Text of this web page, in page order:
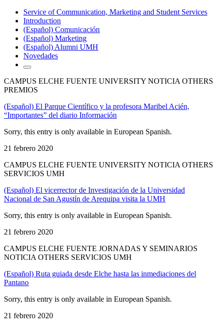
Service of Communication, Marketing and Student Services
Introduction
(Español) Comunicación
(Español) Marketing
(Español) Alumni UMH
Novedades
CAMPUS ELCHE FUENTE UNIVERSITY NOTICIA OTHERS
PREMIOS
(Español) El Parque Científico y la profesora Maribel Acién,
“Importantes” del diario Información
Sorry, this entry is only available in European Spanish.
21 febrero 2020
CAMPUS ELCHE FUENTE UNIVERSITY NOTICIA OTHERS
SERVICIOS UMH
(Español) El vicerrector de Investigación de la Universidad
Nacional de San Agustín de Arequipa visita la UMH
Sorry, this entry is only available in European Spanish.
21 febrero 2020
CAMPUS ELCHE FUENTE JORNADAS Y SEMINARIOS
NOTICIA OTHERS SERVICIOS UMH
(Español) Ruta guiada desde Elche hasta las inmediaciones del
Pantano
Sorry, this entry is only available in European Spanish.
21 febrero 2020